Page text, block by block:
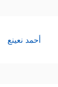
أحمد نعينع